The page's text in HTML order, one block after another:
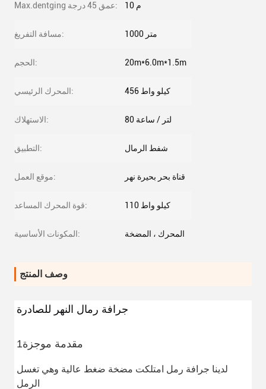
Max.dentging عمق 45 درجة: 10 م
مسافة التفريغ: 1000 متر
الحجم: 20m*6.0m*1.5m
المحرك الرئيسي: 456 كيلو واط
الاستهلاك: 80 لتر / ساعة
التطبيق: شفط الرمال
موقع العمل: قناة بحر بحيرة نهر
قوة المحرك المساعد: 110 كيلو واط
المكونات الأساسية: المحرك ، المضخة
وصف المنتج
جرافة رمال النهر للصادرة
1مقدمة موجزة
لدينا جرافة رمل امتلكت مضخة ضغط عالية وهي تغسل
الرمل